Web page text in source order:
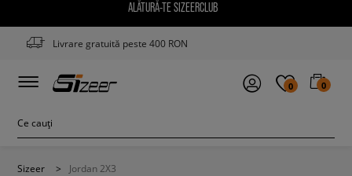
ALĂTURĂ-TE SIZEERCLUB
Livrare gratuită peste 400 RON
0 0
Sizeer > Jordan 2X3